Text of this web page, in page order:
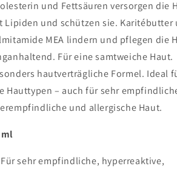
und Fettsäuren versorgen die
Lipiden und schützen sie. Karitébutter
MEA lindern und pflegen die
Für eine samtweiche Haut.
hautverträgliche Formel. Ideal
Hauttypen – auch für sehr
und allergische Haut.
ml
​Für sehr empfindliche, hyperreaktive,